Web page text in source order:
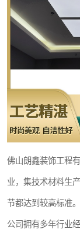
佛山朗鑫装饰工程
业，集技术材料生
节都达到较高标准。
公司拥有多年行业